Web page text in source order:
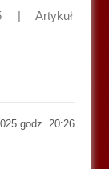
|Artykuł
godz. 20:26